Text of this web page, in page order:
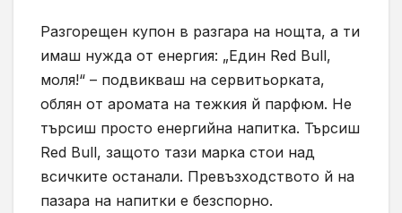
Разгорещен купон в разгара на нощта, а ти
имаш нужда от енергия: „Един Red Bull,
моля!“ – подвикваш на сервитьорката,
облян от аромата на тежкия й парфюм. Не
търсиш просто енергийна напитка. Търсиш
Red Bull, защото тази марка стои над
всичките останали. Превъзходството й на
пазара на напитки е безспорно.